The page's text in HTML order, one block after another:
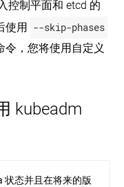
控制平面和 etcd 的
使用 --skip-phases
令，您将使用自定义
kubeadm
状态并且在将来的版